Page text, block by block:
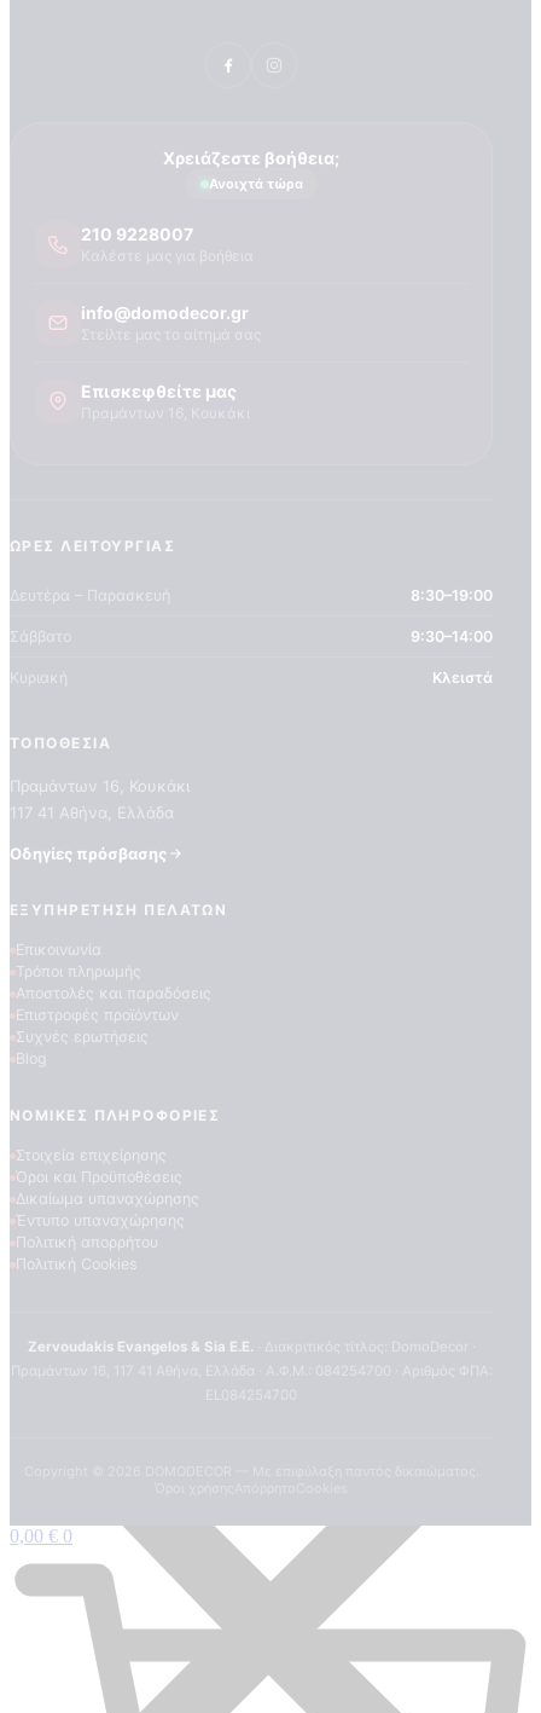
ΠΟΙΟΤΗΤΕΣ ΤΑΠΕΤΣΑΡΙΩΝ
ΕΠΕΞΗΓΗΣΗ ΣΥΜΒΟΛΩΝ
Χρειάζεστε βοήθεια;
Ανοιχτά τώρα
210 9228007
info@domodecor.gr
Επισκεφθείτε μας
ΏΡΕΣ ΛΕΙΤΟΥΡΓΊΑΣ
Δευτέρα – Παρασκευή 8:30–19:00
Σάββατο 9:30–14:00
Κυριακή Κλειστά
ΤΟΠΟΘΕΣΊΑ
Πραμάντων 16, Κουκάκι
117 41 Αθήνα, Ελλάδα
Οδηγίες πρόσβασης
ΕΞΥΠΗΡΈΤΗΣΗ ΠΕΛΑΤΏΝ
Επικοινωνία
Τρόποι πληρωμής
Αποστολές και παραδόσεις
Επιστροφές προϊόντων
Συχνές ερωτήσεις
Blog
ΝΟΜΙΚΈΣ ΠΛΗΡΟΦΟΡΊΕΣ
Στοιχεία επιχείρησης
Όροι και Προϋποθέσεις
Δικαίωμα υπαναχώρησης
Έντυπο υπαναχώρησης
Πολιτική απορρήτου
Πολιτική Cookies
Zervoudakis Evangelos & Sia E.E.
0,00 € 0